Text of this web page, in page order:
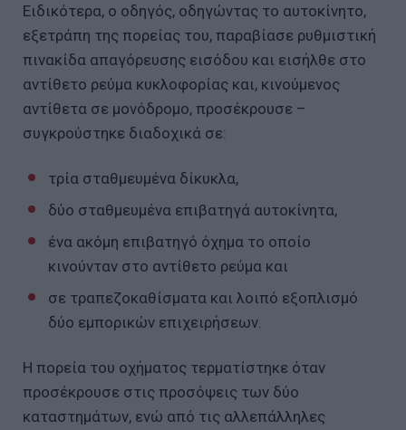
Ειδικότερα, ο οδηγός, οδηγώντας το αυτοκίνητο,
εξετράπη της πορείας του, παραβίασε ρυθμιστική
πινακίδα απαγόρευσης εισόδου και εισήλθε στο
αντίθετο ρεύμα κυκλοφορίας και, κινούμενος
αντίθετα σε μονόδρομο, προσέκρουσε –
συγκρούστηκε διαδοχικά σε:
τρία σταθμευμένα δίκυκλα,
δύο σταθμευμένα επιβατηγά αυτοκίνητα,
ένα ακόμη επιβατηγό όχημα το οποίο
κινούνταν στο αντίθετο ρεύμα και
σε τραπεζοκαθίσματα και λοιπό εξοπλισμό
δύο εμπορικών επιχειρήσεων.
Η πορεία του οχήματος τερματίστηκε όταν
προσέκρουσε στις προσόψεις των δύο
καταστημάτων, ενώ από τις αλλεπάλληλες